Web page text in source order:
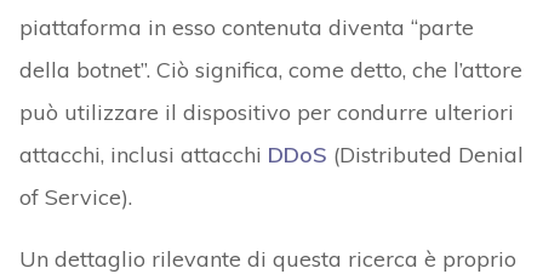
piattaforma in esso contenuta diventa “parte
della botnet”. Ciò significa, come detto, che l’attore
può utilizzare il dispositivo per condurre ulteriori
attacchi, inclusi attacchi DDoS (Distributed Denial
of Service).
Un dettaglio rilevante di questa ricerca è proprio